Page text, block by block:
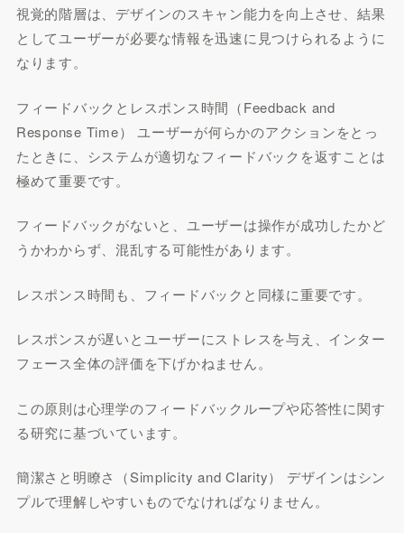
視覚的階層は、デザインのスキャン能力を向上させ、結果
としてユーザーが必要な情報を迅速に見つけられるように
なります。
フィードバックとレスポンス時間（Feedback and
Response Time） ユーザーが何らかのアクションをとっ
たときに、システムが適切なフィードバックを返すことは
極めて重要です。
フィードバックがないと、ユーザーは操作が成功したかど
うかわからず、混乱する可能性があります。
レスポンス時間も、フィードバックと同様に重要です。
レスポンスが遅いとユーザーにストレスを与え、インター
フェース全体の評価を下げかねません。
この原則は心理学のフィードバックループや応答性に関す
る研究に基づいています。
簡潔さと明瞭さ（Simplicity and Clarity） デザインはシン
プルで理解しやすいものでなければなりません。